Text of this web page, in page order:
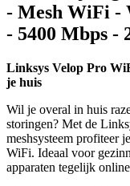
- Mesh WiFi -
- 5400 Mbps -
Linksys Velop Pro
je huis
Wil je overal in huis
storingen? Met de
meshsysteem profiteer
WiFi. Ideaal voor
apparaten tegelijk